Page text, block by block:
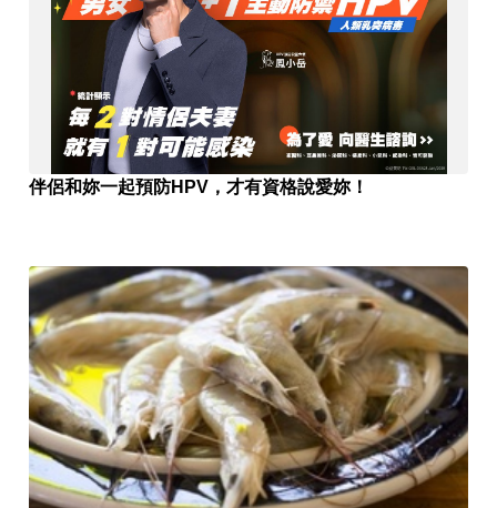
伴侶和妳一起預防HPV，才有資格說愛妳！